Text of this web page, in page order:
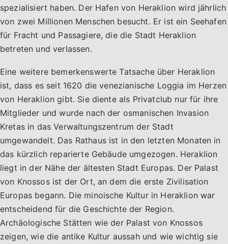
spezialisiert haben. Der Hafen von Heraklion wird jährlich
von zwei Millionen Menschen besucht. Er ist ein Seehafen
für Fracht und Passagiere, die die Stadt Heraklion
betreten und verlassen.
Eine weitere bemerkenswerte Tatsache über Heraklion
ist, dass es seit 1620 die venezianische Loggia im Herzen
von Heraklion gibt. Sie diente als Privatclub nur für ihre
Mitglieder und wurde nach der osmanischen Invasion
Kretas in das Verwaltungszentrum der Stadt
umgewandelt. Das Rathaus ist in den letzten Monaten in
das kürzlich reparierte Gebäude umgezogen. Heraklion
liegt in der Nähe der ältesten Stadt Europas. Der Palast
von Knossos ist der Ort, an dem die erste Zivilisation
Europas begann. Die minoische Kultur in Heraklion war
entscheidend für die Geschichte der Region.
Archäologische Stätten wie der Palast von Knossos
zeigen, wie die antike Kultur aussah und wie wichtig sie